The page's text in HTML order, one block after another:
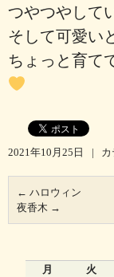
つやつやし
そして可愛い
ちょっと育て
2021年10月25日 | カ
← ハロウィン
夜香木 →
月
火